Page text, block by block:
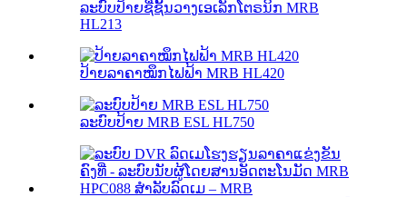
ລະບົບປ້າຍຊື່ຊັ້ນວາງເອເລັກໂຕຣນິກ MRB
HL213
ປ້າຍລາຄາໝຶກໄຟຟ້າ MRB HL420
ລະບົບປ້າຍ MRB ESL HL750